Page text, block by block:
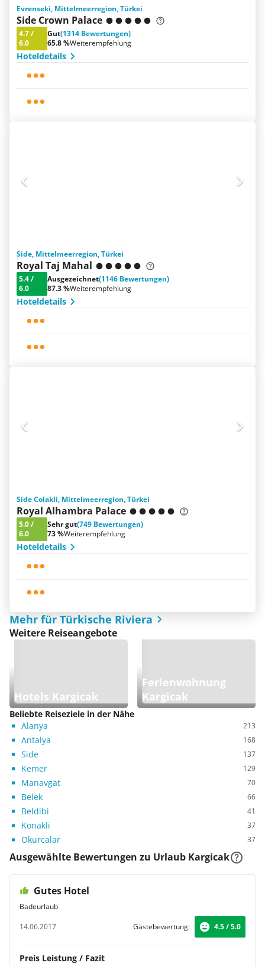
Evrenseki, Mittelmeerregion, Türkei
Side Crown Palace
4.7/
6.0
Gut(1314 Bewertungen)
65.8 %Weiterempfehlung
Hoteldetails
Side, Mittelmeerregion, Türkei
Royal Taj Mahal
5.4/
6.0
Ausgezeichnet(1146 Bewertungen)
87.3 %Weiterempfehlung
Hoteldetails
Side Colakli, Mittelmeerregion, Türkei
Royal Alhambra Palace
5.0/
6.0
Sehr gut(749 Bewertungen)
73 %Weiterempfehlung
Hoteldetails
Mehr für Türkische Riviera
Weitere Reiseangebote
Hotels Kargicak
Ferienwohnung
Kargicak
Beliebte Reiseziele in der Nähe
Alanya
213
Antalya 168
Side 137
Kemer 129
Manavgat 70
Belek 66
Beldibi 41
Konakli 37
Okurcalar 37
Ausgewählte Bewertungen zu Urlaub Kargicak
Gutes Hotel
Badeurlaub
14.06.2017
Gästebewertung: 4.5 / 5.0
Preis Leistung / Fazit